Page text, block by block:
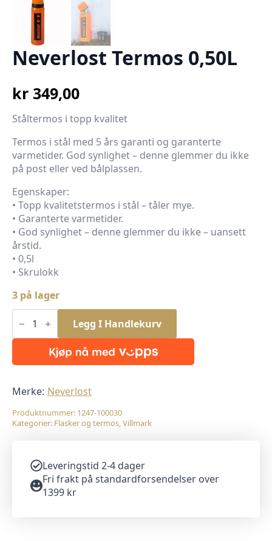
Neverlost Termos 0,50L
kr 349,00
Ståltermos i topp kvalitet
Termos i stål med 5 års garanti og garanterte
varmetider. God synlighet – denne glemmer du ikke
på post eller ved bålplassen.
Egenskaper:
• Topp kvalitetstermos i stål – tåler mye.
• Garanterte varmetider.
• God synlighet – denne glemmer du ikke – uansett
årstid.
• 0,5l
• Skrulokk
3 på lager
Neverlost
Termos
antall
Legg I Handlekurv
Merke: Neverlost
Produktnummer: 1247-100030
Kategorier: Flasker og termos,Villmark
Leveringstid 2-4 dager
Fri frakt på standardforsendelser over
1399 kr